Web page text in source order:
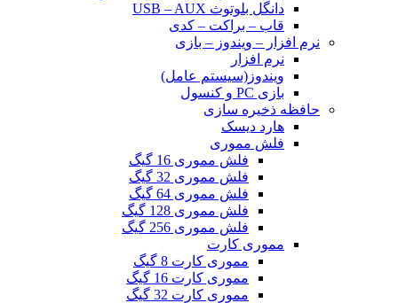
دانگل بلوتوث USB – AUX
قاب – براکت – کدی
نرم افزار – ویندوز – بازی
نرم افزار
ویندوز(سیستم عامل)
بازی PC و کنسول
حافظه ذخیره سازی
هارد دیسک
فلش مموری
فلش مموری 16 گیگ
فلش مموری 32 گیگ
فلش مموری 64 گیگ
فلش مموری 128 گیگ
فلش مموری 256 گیگ
مموری کارت
مموری کارت 8 گیگ
مموری کارت 16 گیگ
مموری کارت 32 گیگ